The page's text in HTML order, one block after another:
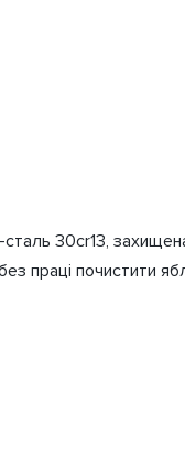
30cr13,
праці почистити